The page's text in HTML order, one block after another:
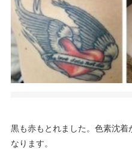
黒も赤もとれました。色素沈着
なります。